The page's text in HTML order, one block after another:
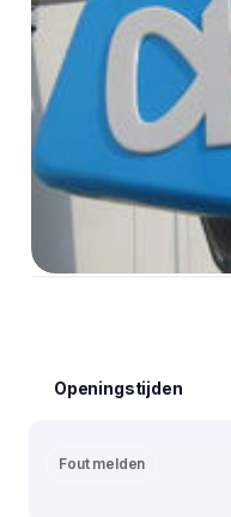
Openingstijden
Fout melden